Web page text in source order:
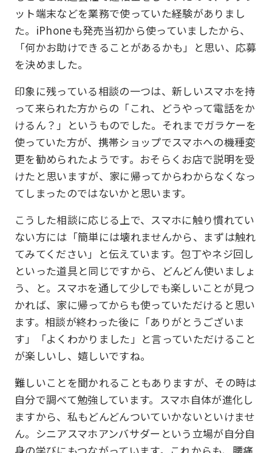
ット端末などを業務で使っていた経験がありまし
た。iPhoneも発売当初から使っていましたから、
「何かお助けできることがあるかも」と思い、応募
を決めました。
印象に残っている相談の一つは、新しいスマホを持
って来られた方からの「これ、どうやって電話をか
けるん？」というものでした。それまでガラケーを
使っていた方が、携帯ショップでスマホへの機種変
更を勧められたようです。おそらくお店で説明を受
けたと思いますが、家に帰ってからわからなくなっ
てしまったのではないかと思います。
こうした相談に応じる上で、スマホに触り慣れてい
ない方には「簡単には壊れませんから、まずは触れ
てみてください」と伝えています。包丁やネジ回し
といった道具と同じですから、どんどん使いましょ
う、と。スマホを通して少しでも楽しいことが見つ
かれば、家に帰ってからも使っていただけると思い
ます。相談が終わった後に「ありがとうございま
す」「よくわかりました」と言っていただけること
が楽しいし、嬉しいですね。
難しいことを聞かれることもありますが、その時は
自分で調べて勉強しています。スマホ自体が進化し
ますから、私もどんどんついていかないといけませ
ん。シニアスマホアンバサダーという立場が自分自